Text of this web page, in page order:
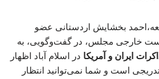
بخشایش اردستانی عضو
خارجی مجلس، در گفت‌وگویی، به
ایران و آمریکا در اسلام آباد اظهار
است و شما نمی‌توانید انتظار